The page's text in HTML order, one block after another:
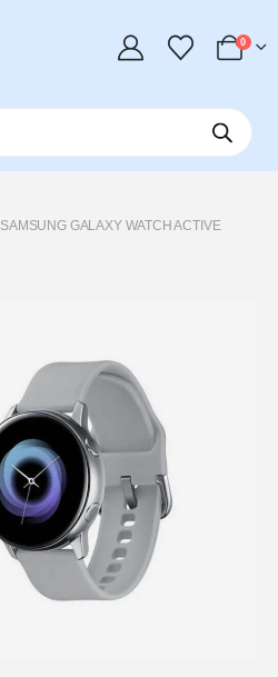
0
SAMSUNG GALAXY WATCH ACTIVE